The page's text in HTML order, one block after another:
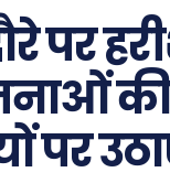
पर
पर